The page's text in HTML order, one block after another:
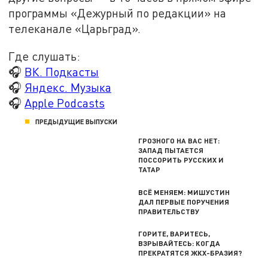
программы «Дежурный по редакции» на
телеканале «Царьград».
Где слушать:
🎧 ВК. Подкасты
🎧 Яндекс. Музыка
🎧Apple Podcasts
ПРЕДЫДУЩИЕ ВЫПУСКИ
ГРОЗНОГО НА ВАС НЕТ:
ЗАПАД ПЫТАЕТСЯ
ПОССОРИТЬ РУССКИХ И
ТАТАР
ВСЁ МЕНЯЕМ: МИШУСТИН
ДАЛ ПЕРВЫЕ ПОРУЧЕНИЯ
ПРАВИТЕЛЬСТВУ
ГОРИТЕ, ВАРИТЕСЬ,
ВЗРЫВАЙТЕСЬ: КОГДА
ПРЕКРАТЯТСЯ ЖКХ-БРАЗИЯ?